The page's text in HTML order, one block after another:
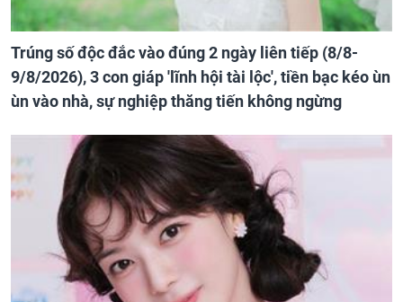
Trúng số độc đắc vào đúng 2 ngày liên tiếp (8/8-
9/8/2026), 3 con giáp 'lĩnh hội tài lộc', tiền bạc kéo ùn
ùn vào nhà, sự nghiệp thăng tiến không ngừng